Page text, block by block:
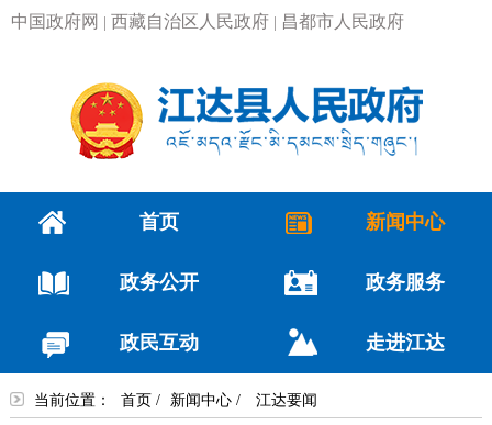
中国政府网 西藏自治区人民政府 昌都市人民政府
首页 新闻中心
政务公开 政务服务
政民互动 走进江达
当前位置： 首页 / 新闻中心/ 江达要闻